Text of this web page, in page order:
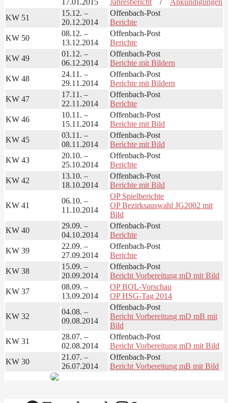
KW 51
15.12. –
20.12.2014
Offenbach-Post
Berichte
KW 50
08.12. –
13.12.2014
Offenbach-Post
Berichte
KW 49
01.12. –
06.12.2014
Offenbach-Post
Berichte mit Bildern
KW 48
24.11. –
29.11.2014
Offenbach-Post
Berichte mit Bildern
KW 47
17.11. –
22.11.2014
Offenbach-Post
Berichte
KW 46
10.11. –
15.11.2014
Offenbach-Post
Berichte mit Bild
KW 45
03.11. –
08.11.2014
Offenbach-Post
Berichte mit Bild
KW 43
20.10. –
25.10.2014
Offenbach-Post
Berichte
KW 42
13.10. –
18.10.2014
Offenbach-Post
Berichte mit Bild
KW 41
06.10. –
11.10.2014
OP Spielberichte
OP Bezirksauswahl JG2002 mit
Bild
KW 40
29.09. –
04.10.2014
Offenbach-Post
Berichte
KW 39
22.09. –
27.09.2014
Offenbach-Post
Berichte
KW 38
15.09. –
20.09.2014
Offenbach-Post
Bericht Vorbereitung mD mit Bild
KW 37
08.09. –
13.09.2014
OP BOL-Vorschau
OP HSG-Tag 2014
KW 32
04.08. –
09.08.2014
Offenbach-Post
Bericht Vorbereitung mD mB mit
Bild
KW 31
28.07. –
02.08.2014
Offenbach-Post
Bericht Vorbereitung mD mit Bild
KW 30
21.07. –
26.07.2014
Offenbach-Post
Bericht Vorbereitung mB mit Bild